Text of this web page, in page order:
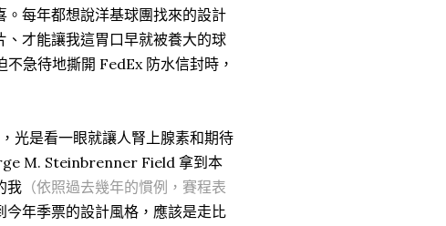
每年都想說洋基球團找來的設計
才能讓我這胃口早就被養大的球
不急待地撕開 FedEx 防水信封時，
光是看一眼就讓人腎上腺素和期待
M. Steinbrenner Field 拿到本
我 （依照過去幾年的慣例，賽程表
今年季票的設計風格，應該是走比